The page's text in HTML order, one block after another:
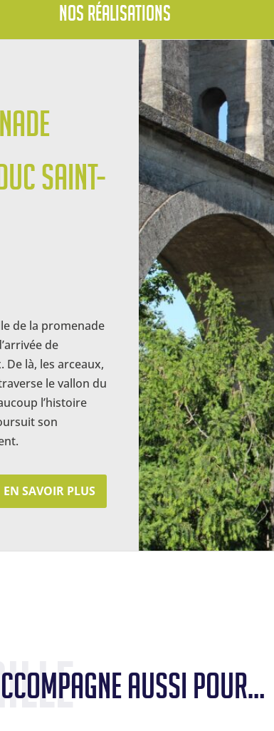
Nos réalisations
Saint-
de la promenade
de
De là, les arceaux,
le vallon du
l’histoire
son
EN SAVOIR PLUS
aussi pour…